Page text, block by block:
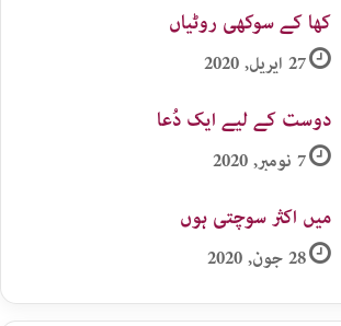
کھا کے سوکھی روٹیاں
27 اپریل, 2020
دوست کے لیے ایک دُعا
7 نومبر, 2020
میں اکثر سوچتی ہوں
28 جون, 2020